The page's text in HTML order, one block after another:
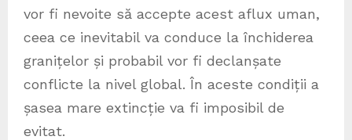
vor fi nevoite să accepte acest aflux uman,
ceea ce inevitabil va conduce la închiderea
granițelor și probabil vor fi declanșate
conflicte la nivel global. În aceste condiții a
șasea mare extincție va fi imposibil de
evitat.